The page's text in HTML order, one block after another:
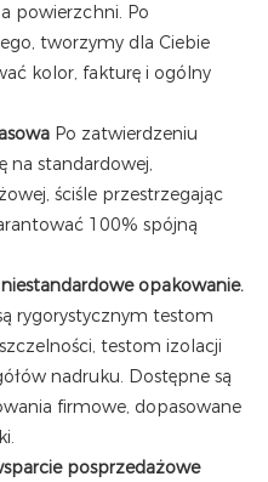
powierzchni. Po
tworzymy dla Ciebie
kolor, fakturę i ogólny
Po zatwierdzeniu
na standardowej,
ściśle przestrzegając
100% spójną
opakowanie.
rygorystycznym testom
testom izolacji
nadruku. Dostępne są
firmowe, dopasowane
posprzedażowe